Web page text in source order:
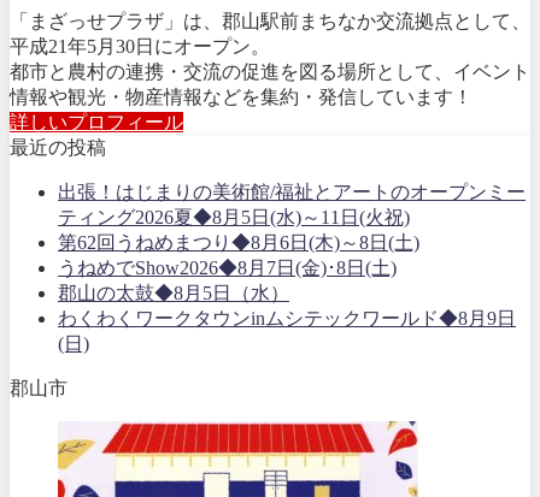
「まざっせプラザ」は、郡山駅前まちなか交流拠点として、
平成21年5月30日にオープン。
都市と農村の連携・交流の促進を図る場所として、イベント
情報や観光・物産情報などを集約・発信しています！
詳しいプロフィール
最近の投稿
出張！はじまりの美術館/福祉とアートのオープンミー
ティング2026夏◆8月5日(水)～11日(火祝)
第62回うねめまつり◆8月6日(木)～8日(土)
うねめでShow2026◆8月7日(金)･8日(土)
郡山の太鼓◆8月5日（水）
わくわくワークタウンinムシテックワールド◆8月9日
(日)
郡山市